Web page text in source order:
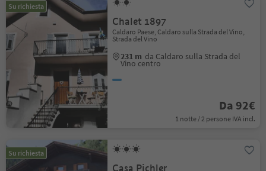
Su richiesta
Chalet 1897
Caldaro Paese, Caldaro sulla Strada del Vino,
Strada del Vino
231 m da Caldaro sulla Strada del
Vino centro
Da 92€
1 notte / 2 persone IVA incl.
Su richiesta